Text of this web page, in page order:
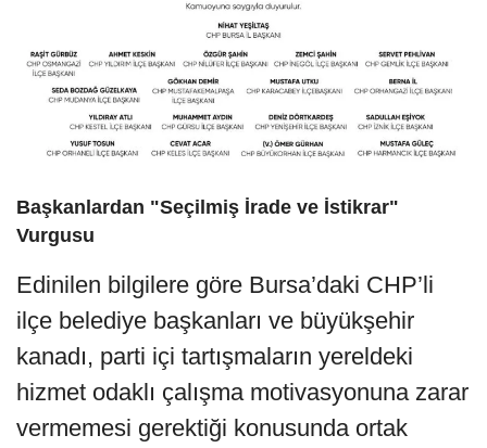
Başkanlardan "Seçilmiş İrade ve İstikrar"
Vurgusu
Edinilen bilgilere göre Bursa’daki CHP’li
ilçe belediye başkanları ve büyükşehir
kanadı, parti içi tartışmaların yereldeki
hizmet odaklı çalışma motivasyonuna zarar
vermemesi gerektiği konusunda ortak